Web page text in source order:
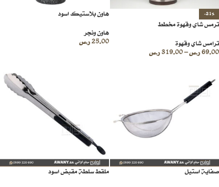
-21%
ترمس شاي وقهوة مخطط
ترامس شاي وقهوة
69.00ر.س–
319.00ر.س
هاون بلاستيك اسود
هاون ونجر
25.00ر.س
صفاية استيل
ملقط سلطة مقبض اسود